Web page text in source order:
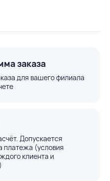
заказа
для вашего филиала
Допускается
платежа (условия
клиента и